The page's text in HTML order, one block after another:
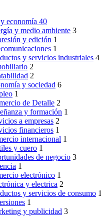
economía 40
y medio ambiente 3
y edición 1
1
y servicios industriales 4
2
2
y sociedad 6
1
de Detalle 2
y formación 1
a empresas 2
financieros 1
internacional 1
y cuero 1
de negocio 3
1
electrónico 1
y electrica 2
y servicios de consumo 1
1
y publicidad 3